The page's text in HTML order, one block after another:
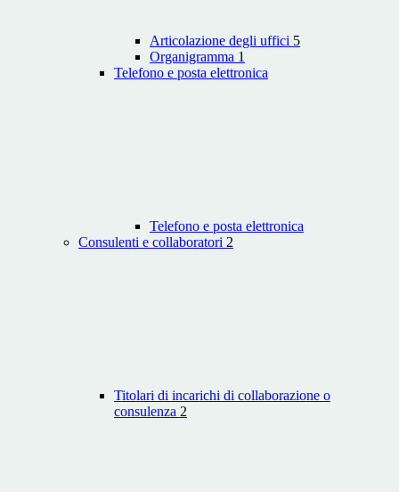
Articolazione degli uffici 5
Organigramma 1
Telefono e posta elettronica
Telefono e posta elettronica
Consulenti e collaboratori 2
Titolari di incarichi di collaborazione o
consulenza 2